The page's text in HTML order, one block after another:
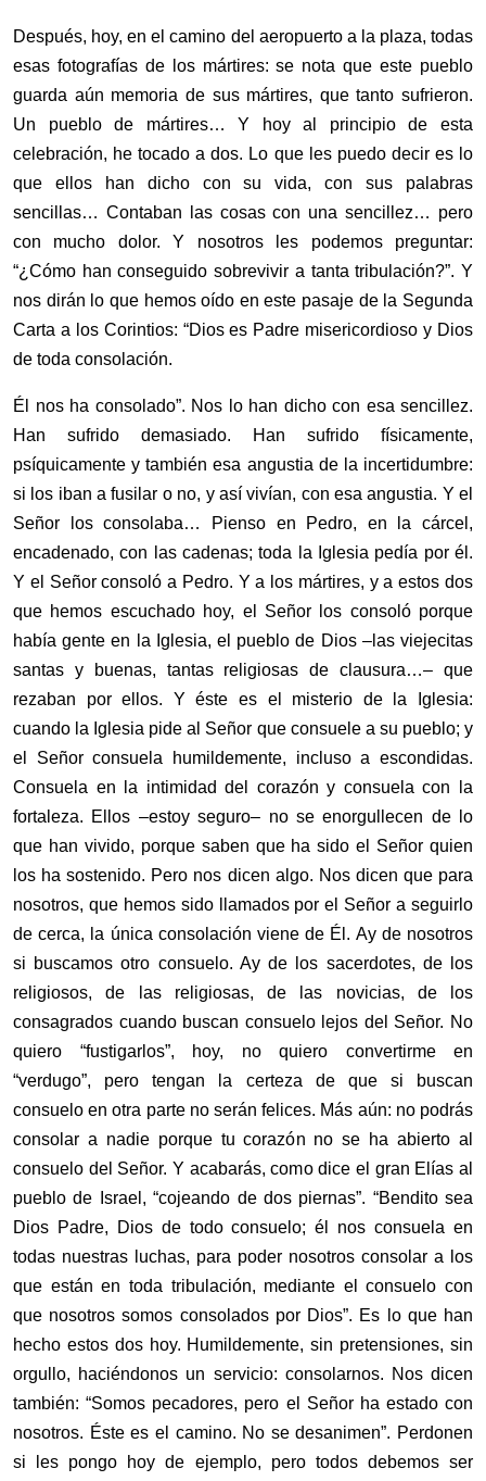
Después, hoy, en el camino del aeropuerto a la plaza, todas
esas fotografías de los mártires: se nota que este pueblo
guarda aún memoria de sus mártires, que tanto sufrieron.
Un pueblo de mártires… Y hoy al principio de esta
celebración, he tocado a dos. Lo que les puedo decir es lo
que ellos han dicho con su vida, con sus palabras
sencillas… Contaban las cosas con una sencillez… pero
con mucho dolor. Y nosotros les podemos preguntar:
“¿Cómo han conseguido sobrevivir a tanta tribulación?”. Y
nos dirán lo que hemos oído en este pasaje de la Segunda
Carta a los Corintios: “Dios es Padre misericordioso y Dios
de toda consolación.
Él nos ha consolado”. Nos lo han dicho con esa sencillez.
Han sufrido demasiado. Han sufrido físicamente,
psíquicamente y también esa angustia de la incertidumbre:
si los iban a fusilar o no, y así vivían, con esa angustia. Y el
Señor los consolaba… Pienso en Pedro, en la cárcel,
encadenado, con las cadenas; toda la Iglesia pedía por él.
Y el Señor consoló a Pedro. Y a los mártires, y a estos dos
que hemos escuchado hoy, el Señor los consoló porque
había gente en la Iglesia, el pueblo de Dios –las viejecitas
santas y buenas, tantas religiosas de clausura…– que
rezaban por ellos. Y éste es el misterio de la Iglesia:
cuando la Iglesia pide al Señor que consuele a su pueblo; y
el Señor consuela humildemente, incluso a escondidas.
Consuela en la intimidad del corazón y consuela con la
fortaleza. Ellos –estoy seguro– no se enorgullecen de lo
que han vivido, porque saben que ha sido el Señor quien
los ha sostenido. Pero nos dicen algo. Nos dicen que para
nosotros, que hemos sido llamados por el Señor a seguirlo
de cerca, la única consolación viene de Él. Ay de nosotros
si buscamos otro consuelo. Ay de los sacerdotes, de los
religiosos, de las religiosas, de las novicias, de los
consagrados cuando buscan consuelo lejos del Señor. No
quiero “fustigarlos”, hoy, no quiero convertirme en
“verdugo”, pero tengan la certeza de que si buscan
consuelo en otra parte no serán felices. Más aún: no podrás
consolar a nadie porque tu corazón no se ha abierto al
consuelo del Señor. Y acabarás, como dice el gran Elías al
pueblo de Israel, “cojeando de dos piernas”. “Bendito sea
Dios Padre, Dios de todo consuelo; él nos consuela en
todas nuestras luchas, para poder nosotros consolar a los
que están en toda tribulación, mediante el consuelo con
que nosotros somos consolados por Dios”. Es lo que han
hecho estos dos hoy. Humildemente, sin pretensiones, sin
orgullo, haciéndonos un servicio: consolarnos. Nos dicen
también: “Somos pecadores, pero el Señor ha estado con
nosotros. Éste es el camino. No se desanimen”. Perdonen
si les pongo hoy de ejemplo, pero todos debemos ser